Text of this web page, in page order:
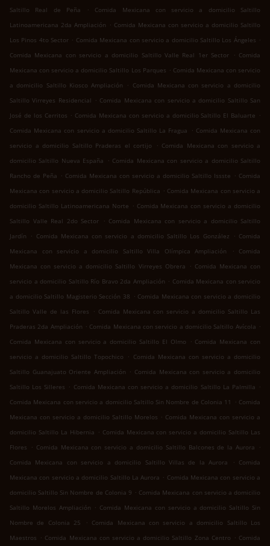
Saltillo Real de Peña
.
Comida Mexicana con servicio a domicilio Saltillo
Latinoamericana 2da Ampliación . Comida Mexicana con servicio a domicilio Saltillo
Los Pinos 4to Sector . Comida Mexicana con servicio a domicilio Saltillo Los Ángeles .
Comida Mexicana con servicio a domicilio Saltillo Valle Real 1er Sector
. Comida
Mexicana con servicio a domicilio Saltillo Los Parques . Comida Mexicana con servicio
a domicilio Saltillo Kiosco Ampliación
. Comida Mexicana con servicio a domicilio
Saltillo Virreyes Residencial . Comida Mexicana con servicio a domicilio Saltillo San
José de los Cerritos . Comida Mexicana con servicio a domicilio Saltillo El Baluarte .
Comida Mexicana con servicio a domicilio Saltillo La Fragua
. Comida Mexicana con
servicio a domicilio Saltillo Praderas el cortijo
. Comida Mexicana con servicio a
domicilio Saltillo Nueva España
. Comida Mexicana con servicio a domicilio Saltillo
Rancho de Peña . Comida Mexicana con servicio a domicilio Saltillo Issste . Comida
Mexicana con servicio a domicilio Saltillo República . Comida Mexicana con servicio a
domicilio Saltillo Latinoamericana Norte . Comida Mexicana con servicio a domicilio
Saltillo Valle Real 2do Sector
. Comida Mexicana con servicio a domicilio Saltillo
Jardín
. Comida Mexicana con servicio a domicilio Saltillo Los González . Comida
Mexicana con servicio a domicilio Saltillo Villa Olímpica Ampliación
.
Comida
Mexicana con servicio a domicilio Saltillo Virreyes Obrera
. Comida Mexicana con
servicio a domicilio Saltillo Río Bravo 2da Ampliación . Comida Mexicana con servicio
a domicilio Saltillo Magisterio Sección 38 . Comida Mexicana con servicio a domicilio
Saltillo Valle de las Flores
. Comida Mexicana con servicio a domicilio Saltillo Las
Praderas 2da Ampliación . Comida Mexicana con servicio a domicilio Saltillo Avícola .
Comida Mexicana con servicio a domicilio Saltillo El Olmo
. Comida Mexicana con
servicio a domicilio Saltillo Topochico
. Comida Mexicana con servicio a domicilio
Saltillo Guanajuato Oriente Ampliación . Comida Mexicana con servicio a domicilio
Saltillo Los Silleres . Comida Mexicana con servicio a domicilio Saltillo La Palmilla .
Comida Mexicana con servicio a domicilio Saltillo Sin Nombre de Colonia 11
. Comida
Mexicana con servicio a domicilio Saltillo Morelos . Comida Mexicana con servicio a
domicilio Saltillo La Hibernia . Comida Mexicana con servicio a domicilio Saltillo Las
Flores
. Comida Mexicana con servicio a domicilio Saltillo Balcones de la Aurora
.
Comida Mexicana con servicio a domicilio Saltillo Villas de la Aurora
. Comida
Mexicana con servicio a domicilio Saltillo La Aurora . Comida Mexicana con servicio a
domicilio Saltillo Sin Nombre de Colonia 9 . Comida Mexicana con servicio a domicilio
Saltillo Morelos Ampliación . Comida Mexicana con servicio a domicilio Saltillo Sin
Nombre de Colonia 25
. Comida Mexicana con servicio a domicilio Saltillo Los
Maestros . Comida Mexicana con servicio a domicilio Saltillo Zona Centro . Comida